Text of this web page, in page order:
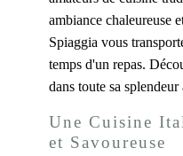
ambiance chaleureuse
Spiaggia vous
temps d'un repas.
dans toute sa
Une Cuisine
et Savoureuse